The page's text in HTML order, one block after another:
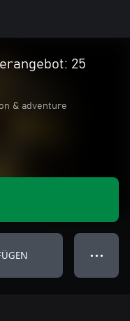
25
& adventure
● ● ●